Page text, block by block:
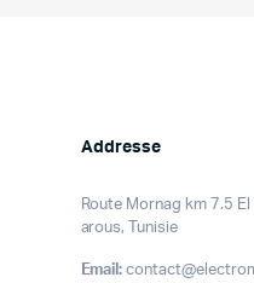
Addresse
Route Mornag km 7.5
arous, Tunisie
Email: